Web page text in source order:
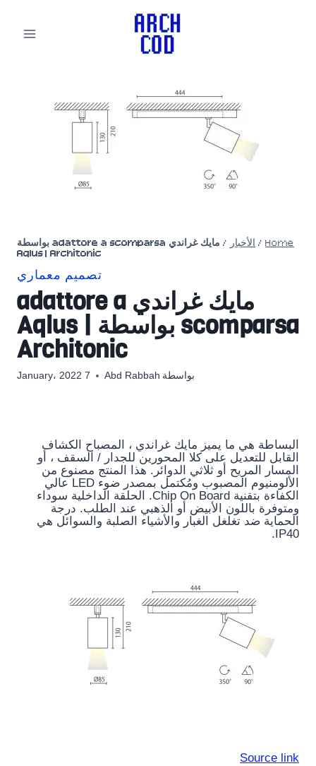
Home
/ الأخبار /
مايك غراندي adattore a scomparsa بواسطة
Aqlus | Architonic
تصميم معماري
مايك غراندي adattore a
scomparsa بواسطة Aqlus |
Architonic
بواسطة Abd Rabbah 7 January، 2022
البساطة هي ما يميز مايك غراندي ، المصباح الكشاف
القابل للتعديل على كلا المحورين للجدار / السقف ، أو
المسار المريح أو ثلاثي الدوائر. هذا المنتج مصنوع من
الألومنيوم المصبوب ومُكتمل بمصدر ضوء LED عالي
الكفاءة بتقنية Chip On Board. الحلقة الداخلية سوداء
ومتوفرة باللون الأبيض أو الذهبي عند الطلب. درجة
الحماية ضد تغلغل الغبار والأشياء الصلبة والسوائل هي
IP40.
Source link